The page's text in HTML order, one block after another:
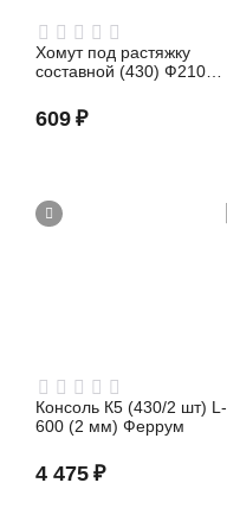
Хомут под растяжку
составной (430) Ф210
609 ₽
Консоль К5 (430/2 шт) L-
600 (2 мм) Феррум
4 475 ₽